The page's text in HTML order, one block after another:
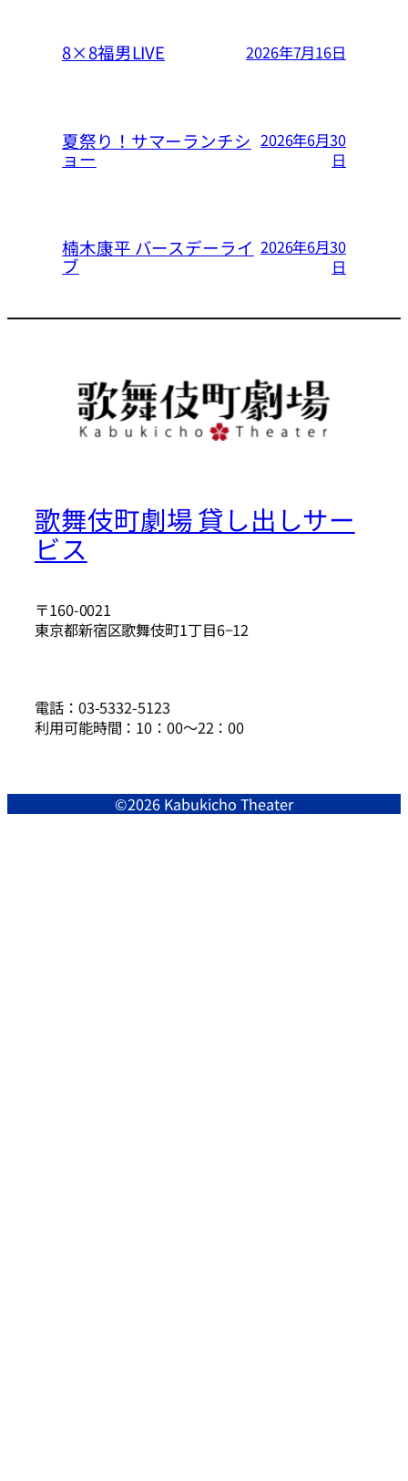
8×8福男LIVE 2026年7月16日
夏祭り！サマーランチシ
ョー
2026年6月30
日
楠木康平 バースデーライ
ブ
2026年6月30
日
歌舞伎町劇場 貸し出しサー
ビス
〒160-0021
東京都新宿区歌舞伎町1丁目6−12
電話：03-5332-5123
利用可能時間：10：00〜22：00
©2026 Kabukicho Theater